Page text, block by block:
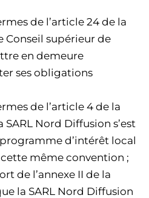
de l’article 24 de la
Conseil supérieur de
en demeure
ses obligations
de l’article 4 de la
Nord Diffusion s’est
d’intérêt local
même convention ;
de l’annexe II de la
la SARL Nord Diffusion